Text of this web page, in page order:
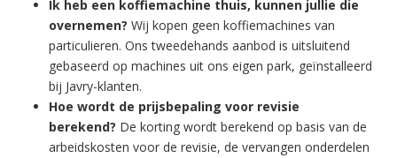
Ik heb een koffiemachine thuis, kunnen jullie die
overnemen? Wij kopen geen koffiemachines van
particulieren. Ons tweedehands aanbod is uitsluitend
gebaseerd op machines uit ons eigen park, geïnstalleerd
bij Javry-klanten.
Hoe wordt de prijsbepaling voor revisie
berekend? De korting wordt berekend op basis van de
arbeidskosten voor de revisie, de vervangen onderdelen